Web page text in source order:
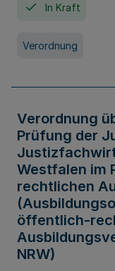
In Kraft
Verordnung
Verordnung
Prüfung der
Westfalen im
rechtlichen
öffentlich-
NRW)